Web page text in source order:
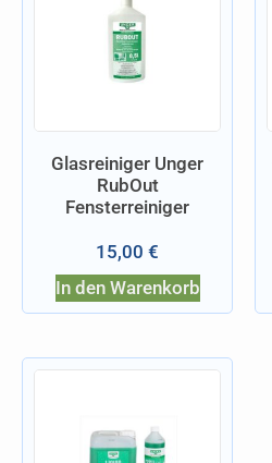
Glasreiniger Unger
RubOut
Fensterreiniger
15,00 €
In den Warenkorb